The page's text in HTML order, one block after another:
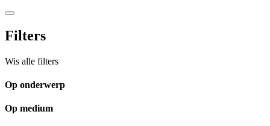
Filters
Wis alle filters
Op onderwerp
Op medium